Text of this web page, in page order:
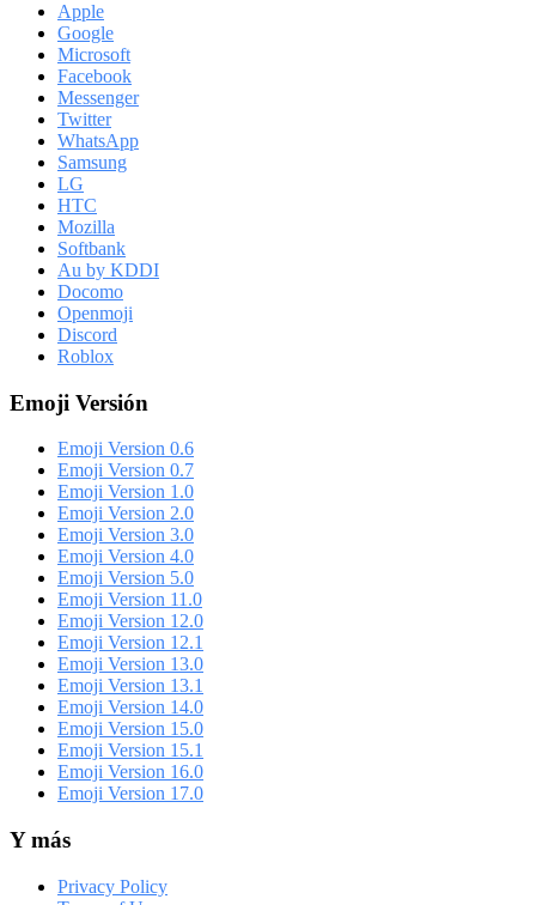
Apple
Google
Microsoft
Facebook
Messenger
Twitter
WhatsApp
Samsung
LG
HTC
Mozilla
Softbank
Au by KDDI
Docomo
Openmoji
Discord
Roblox
Emoji Versión
Emoji Version 0.6
Emoji Version 0.7
Emoji Version 1.0
Emoji Version 2.0
Emoji Version 3.0
Emoji Version 4.0
Emoji Version 5.0
Emoji Version 11.0
Emoji Version 12.0
Emoji Version 12.1
Emoji Version 13.0
Emoji Version 13.1
Emoji Version 14.0
Emoji Version 15.0
Emoji Version 15.1
Emoji Version 16.0
Emoji Version 17.0
Y más
Privacy Policy